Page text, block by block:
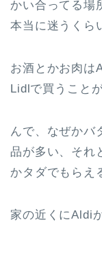
かい合ってる場
本当に迷うくら
お酒とかお肉は
Lidlで買うこと
んで、なぜかバ
品が多い、それ
かタダでもらえ
家の近くにAldi